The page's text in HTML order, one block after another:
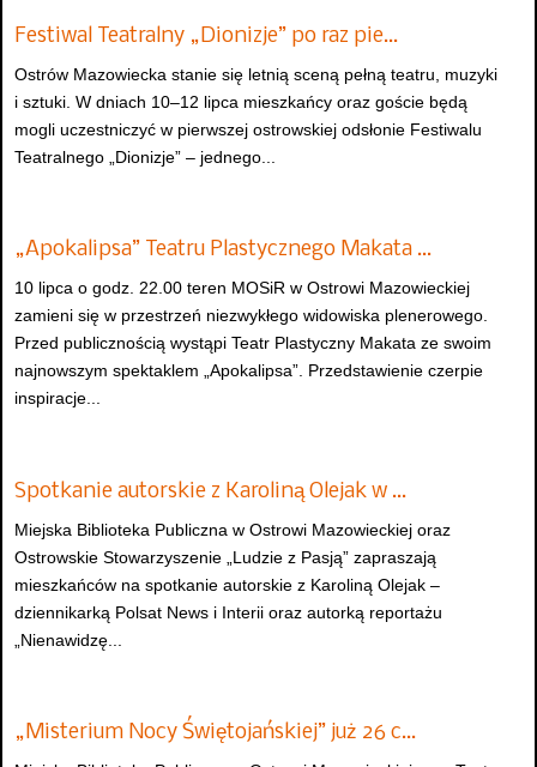
Festiwal Teatralny „Dionizje” po raz pie…
Ostrów Mazowiecka stanie się letnią sceną pełną teatru, muzyki
i sztuki. W dniach 10–12 lipca mieszkańcy oraz goście będą
mogli uczestniczyć w pierwszej ostrowskiej odsłonie Festiwalu
Teatralnego „Dionizje” – jednego...
„Apokalipsa” Teatru Plastycznego Makata …
10 lipca o godz. 22.00 teren MOSiR w Ostrowi Mazowieckiej
zamieni się w przestrzeń niezwykłego widowiska plenerowego.
Przed publicznością wystąpi Teatr Plastyczny Makata ze swoim
najnowszym spektaklem „Apokalipsa”. Przedstawienie czerpie
inspiracje...
Spotkanie autorskie z Karoliną Olejak w …
Miejska Biblioteka Publiczna w Ostrowi Mazowieckiej oraz
Ostrowskie Stowarzyszenie „Ludzie z Pasją” zapraszają
mieszkańców na spotkanie autorskie z Karoliną Olejak –
dziennikarką Polsat News i Interii oraz autorką reportażu
„Nienawidzę...
„Misterium Nocy Świętojańskiej” już 26 c…